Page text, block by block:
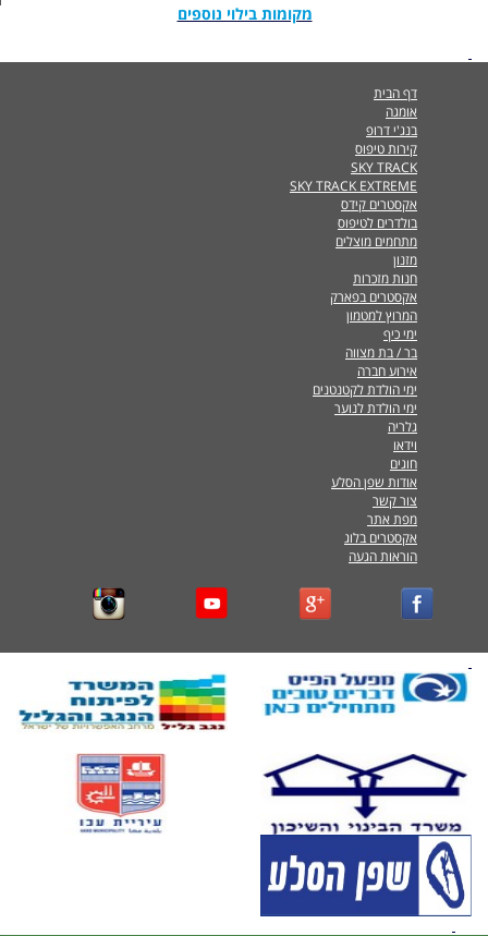
מקומות בילוי נוספים
דף הבית
אומגה
בנג'י דרופ
קירות טיפוס
SKY TRACK
SKY TRACK EXTREME
אקסטרים קידס
בולדרים לטיפוס
מתחמים מוצלים
מזנון
חנות מזכרות
אקסטרים בפארק
המרוץ למטמון
ימי כיף
בר / בת מצווה
אירוע חברה
ימי הולדת לקטנטנים
ימי הולדת לנוער
גלריה
וידאו
חוגים
אודות שפן הסלע
צור קשר
מפת אתר
אקסטרים בלוג
הוראות הגעה